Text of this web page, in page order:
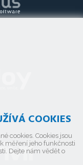
COOKIES
cookies. Cookies jsou
měření jeho funkčnosti
Dejte nám vědět o